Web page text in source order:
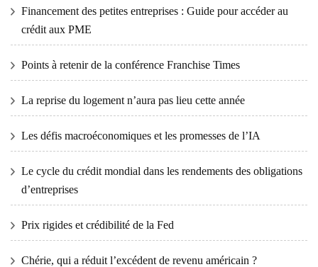
Financement des petites entreprises : Guide pour accéder au
crédit aux PME
Points à retenir de la conférence Franchise Times
La reprise du logement n’aura pas lieu cette année
Les défis macroéconomiques et les promesses de l’IA
Le cycle du crédit mondial dans les rendements des obligations
d’entreprises
Prix ​​​​rigides et crédibilité de la Fed
Chérie, qui a réduit l’excédent de revenu américain ?